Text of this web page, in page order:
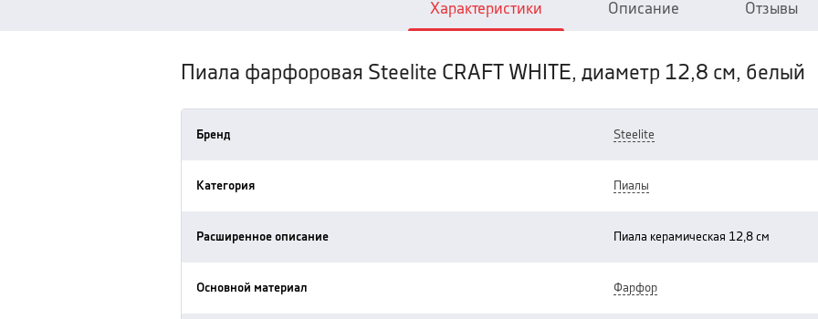
Характеристики Описание Отзывы
Пиала фарфоровая Steelite CRAFT WHITE, диаметр 12,8 см, белый
Бренд steelite
Категория пиалы
Расширенное описание пиала керамическая 12,8 см
Основной материал фарфор